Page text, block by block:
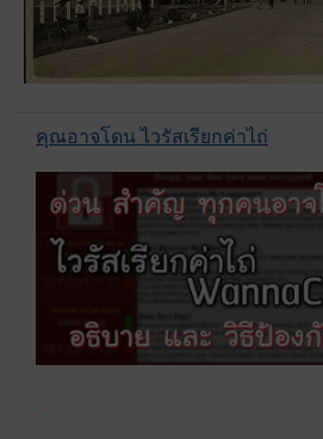
คุณอาจโดน ไวรัสเรียกค่าไถ่